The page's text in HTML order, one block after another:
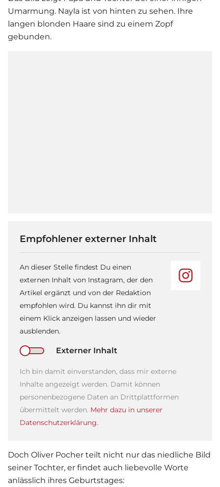
Umarmung. Nayla ist von hinten zu sehen. Ihre
langen blonden Haare sind zu einem Zopf
gebunden.
Empfohlener externer Inhalt
An dieser Stelle findest Du einen
externen Inhalt von Instagram, der den
Artikel ergänzt und von der Redaktion
empfohlen wird. Du kannst ihn dir mit
einem Klick anzeigen lassen und wieder
ausblenden.
Externer Inhalt
Ich bin damit einverstanden, dass mir externe
Inhalte angezeigt werden. Damit können
personenbezogene Daten an Drittplattformen
übermittelt werden. Mehr dazu in unserer
Datenschutzerklärung.
Doch Oliver Pocher teilt nicht nur das niedliche Bild
seiner Tochter, er findet auch liebevolle Worte
anlässlich ihres Geburtstages: